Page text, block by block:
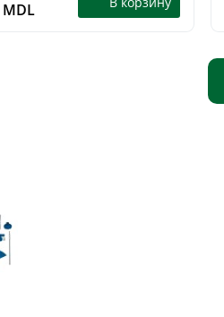
MDL